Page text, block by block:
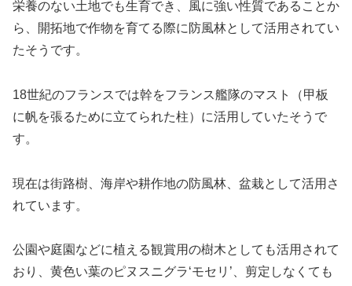
栄養のない土地でも生育でき、風に強い性質であることか
ら、開拓地で作物を育てる際に防風林として活用されてい
たそうです。
18世紀のフランスでは幹をフランス艦隊のマスト（甲板
に帆を張るために立てられた柱）に活用していたそうで
す。
現在は街路樹、海岸や耕作地の防風林、盆栽として活用さ
れています。
公園や庭園などに植える観賞用の樹木としても活用されて
おり、黄色い葉のピヌスニグラ‘モセリ’、剪定しなくても